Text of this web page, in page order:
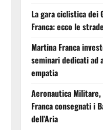
La gara ciclistica dei
Franca: ecco le
Martina Franca
seminari dedicati ad
empatia
Aeronautica
Franca consegnati i
dell’Aria